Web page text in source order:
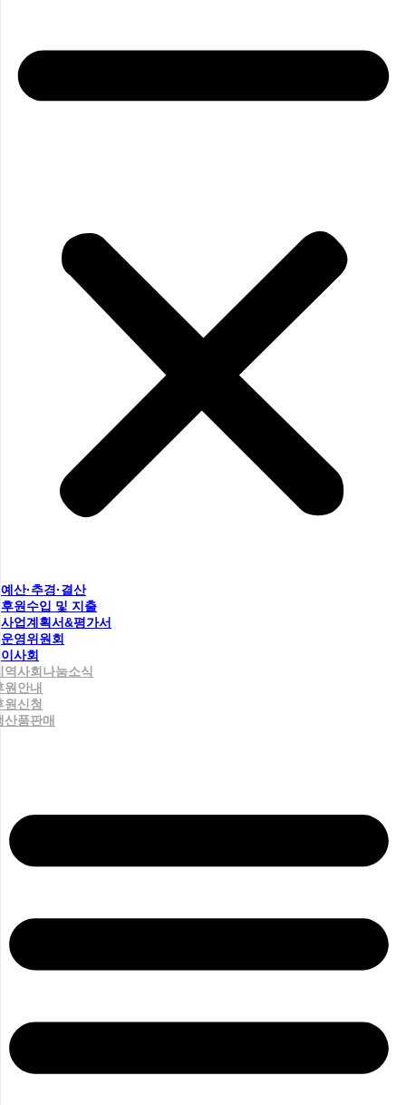
예산·추경·결산
후원수입 및 지출
사업계획서&평가서
운영위원회
이사회
역사회나눔소식
원안내
원신청
산품판매